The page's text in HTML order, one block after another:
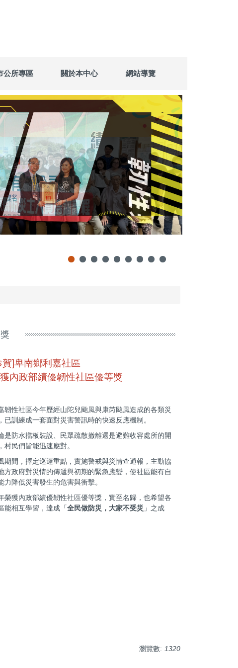
公所專區 關於本中心 網站導覽
賀]卑南鄉利嘉社區
內政部績優韌性社區優等獎
韌性社區今年歷經山陀兒颱風與康芮颱風造成的各類災
已訓練成一套面對災害警訊時的快速反應機制。
是防水擋板裝設、民眾疏散撤離還是避難收容處所的開
村民們皆能迅速應對。
期間，擇定巡邏重點，實施警戒與災情查通報，主動協
方政府對災情的傳遞與初期的緊急應變，使社區能有自
力降低災害發生的危害與衝擊。
榮獲內政部績優韌性社區優等獎，實至名歸，也希望各
能相互學習，達成「全民做防災，大家不受災 」之成
瀏覽數: 1320